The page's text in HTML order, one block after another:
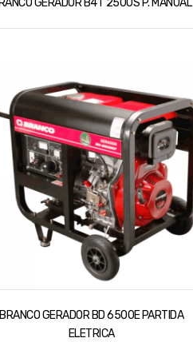
GERADOR B4T 2500S P. MANUAL
BRANCO GERADOR BD 6500E PARTIDA
ELETRICA